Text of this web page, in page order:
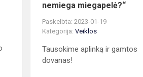
nemiega miegapelė?“
Paskelbta: 2023-01-19
Kategorija:Veiklos
Tausokime aplinką ir gamtos
dovanas!